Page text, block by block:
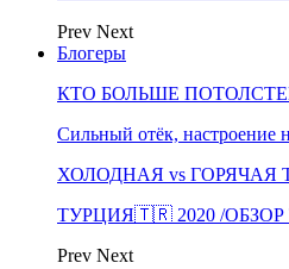
Prev Next
Блогеры
КТО БОЛЬШЕ
Сильный отёк, настроение
ХОЛОДНАЯ vs ГОРЯЧАЯ
ТУРЦИЯ🇹🇷 2020 /
Prev Next